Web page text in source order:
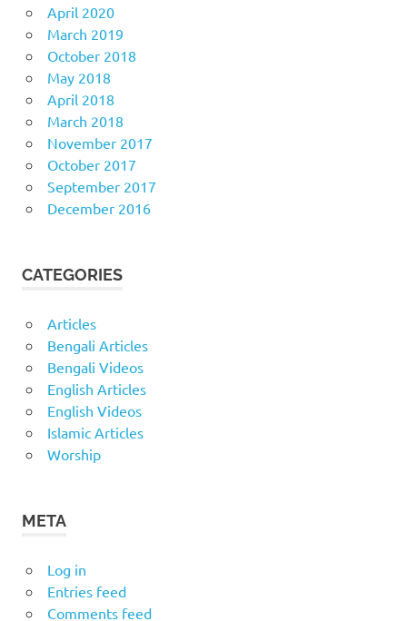
April 2020
March 2019
October 2018
May 2018
April 2018
March 2018
November 2017
October 2017
September 2017
December 2016
CATEGORIES
Articles
Bengali Articles
Bengali Videos
English Articles
English Videos
Islamic Articles
Worship
META
Log in
Entries feed
Comments feed